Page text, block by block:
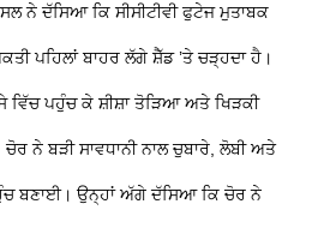
ਨੇ ਦੱਸਿਆ ਕਿ ਸੀਸੀਟੀਵੀ ਫੁਟੇਜ ਮੁਤਾਬਕ
ਪਹਿਲਾਂ ਬਾਹਰ ਲੱਗੇ ਸ਼ੈੱਡ ’ਤੇ ਚੜ੍ਹਦਾ ਹੈ।
ਪਹੁੰਚ ਕੇ ਸ਼ੀਸ਼ਾ ਤੋੜਿਆ ਅਤੇ ਖਿੜਕੀ
ਨੇ ਬੜੀ ਸਾਵਧਾਨੀ ਨਾਲ ਚੁਬਾਰੇ, ਲੋਬੀ ਅਤੇ
ਬਣਾਈ। ਉਨ੍ਹਾਂ ਅੱਗੇ ਦੱਸਿਆ ਕਿ ਚੋਰ ਨੇ